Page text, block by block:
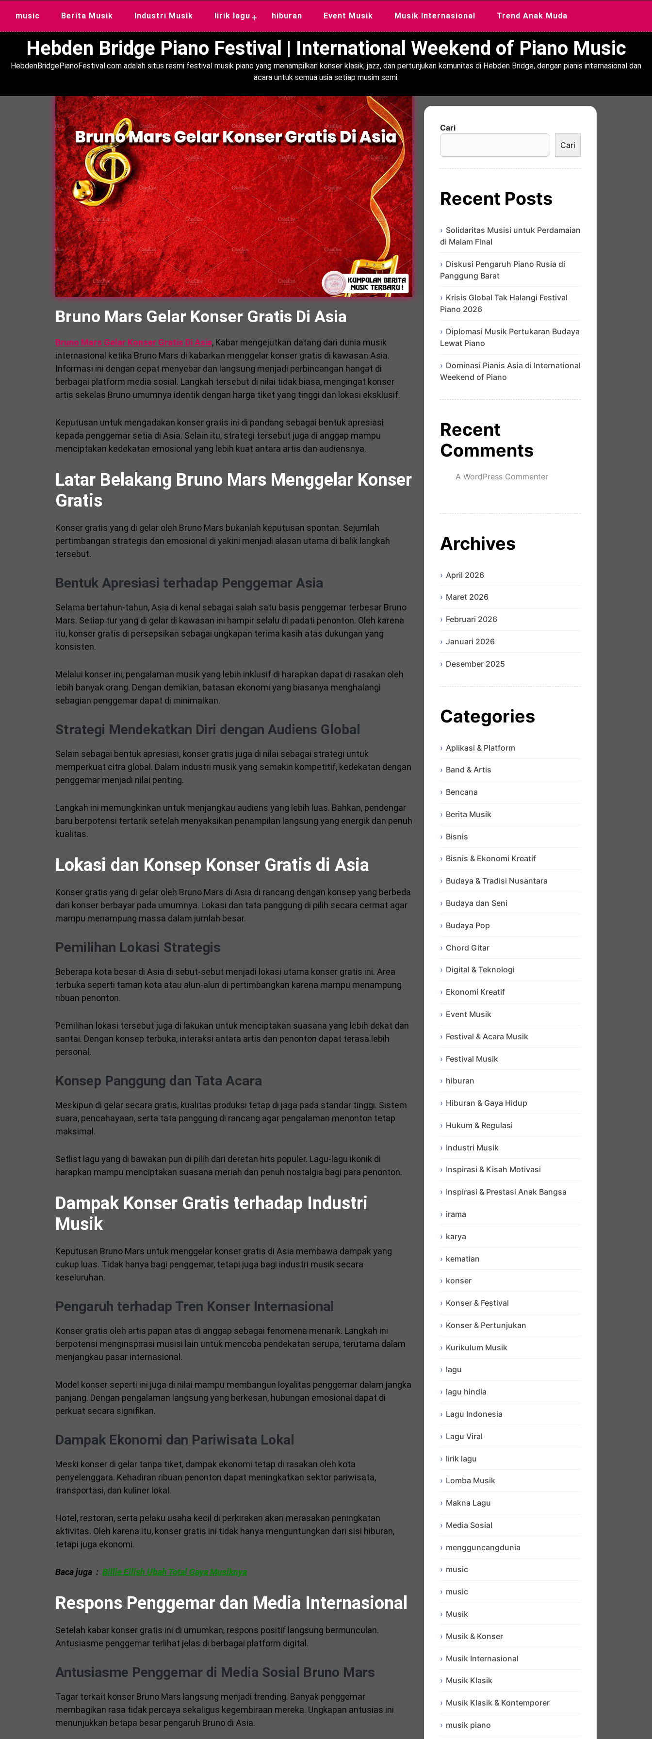
music Berita Musik Industri Musik lirik lagu + hiburan Event Musik Musik Internasional Trend Anak Muda
Hebden Bridge Piano Festival | International Weekend of Piano Music
HebdenBridgePianoFestival.com adalah situs resmi festival musik piano yang menampilkan konser klasik, jazz, dan pertunjukan komunitas di Hebden Bridge, dengan pianis internasional dan
acara untuk semua usia setiap musim semi.
Bruno Mars Gelar Konser Gratis Di Asia
Bruno Mars Gelar Konser Gratis Di Asia, Kabar mengejutkan datang dari dunia musik
internasional ketika Bruno Mars di kabarkan menggelar konser gratis di kawasan Asia.
Informasi ini dengan cepat menyebar dan langsung menjadi perbincangan hangat di
berbagai platform media sosial. Langkah tersebut di nilai tidak biasa, mengingat konser
artis sekelas Bruno umumnya identik dengan harga tiket yang tinggi dan lokasi eksklusif.
Keputusan untuk mengadakan konser gratis ini di pandang sebagai bentuk apresiasi
kepada penggemar setia di Asia. Selain itu, strategi tersebut juga di anggap mampu
menciptakan kedekatan emosional yang lebih kuat antara artis dan audiensnya.
Latar Belakang Bruno Mars Menggelar Konser
Gratis
Konser gratis yang di gelar oleh Bruno Mars bukanlah keputusan spontan. Sejumlah
pertimbangan strategis dan emosional di yakini menjadi alasan utama di balik langkah
tersebut.
Bentuk Apresiasi terhadap Penggemar Asia
Selama bertahun-tahun, Asia di kenal sebagai salah satu basis penggemar terbesar Bruno
Mars. Setiap tur yang di gelar di kawasan ini hampir selalu di padati penonton. Oleh karena
itu, konser gratis di persepsikan sebagai ungkapan terima kasih atas dukungan yang
konsisten.
Melalui konser ini, pengalaman musik yang lebih inklusif di harapkan dapat di rasakan oleh
lebih banyak orang. Dengan demikian, batasan ekonomi yang biasanya menghalangi
sebagian penggemar dapat di minimalkan.
Strategi Mendekatkan Diri dengan Audiens Global
Selain sebagai bentuk apresiasi, konser gratis juga di nilai sebagai strategi untuk
memperkuat citra global. Dalam industri musik yang semakin kompetitif, kedekatan dengan
penggemar menjadi nilai penting.
Langkah ini memungkinkan untuk menjangkau audiens yang lebih luas. Bahkan, pendengar
baru berpotensi tertarik setelah menyaksikan penampilan langsung yang energik dan penuh
kualitas.
Lokasi dan Konsep Konser Gratis di Asia
Konser gratis yang di gelar oleh Bruno Mars di Asia di rancang dengan konsep yang berbeda
dari konser berbayar pada umumnya. Lokasi dan tata panggung di pilih secara cermat agar
mampu menampung massa dalam jumlah besar.
Pemilihan Lokasi Strategis
Beberapa kota besar di Asia di sebut-sebut menjadi lokasi utama konser gratis ini. Area
terbuka seperti taman kota atau alun-alun di pertimbangkan karena mampu menampung
ribuan penonton.
Pemilihan lokasi tersebut juga di lakukan untuk menciptakan suasana yang lebih dekat dan
santai. Dengan konsep terbuka, interaksi antara artis dan penonton dapat terasa lebih
personal.
Konsep Panggung dan Tata Acara
Meskipun di gelar secara gratis, kualitas produksi tetap di jaga pada standar tinggi. Sistem
suara, pencahayaan, serta tata panggung di rancang agar pengalaman menonton tetap
maksimal.
Setlist lagu yang di bawakan pun di pilih dari deretan hits populer. Lagu-lagu ikonik di
harapkan mampu menciptakan suasana meriah dan penuh nostalgia bagi para penonton.
Dampak Konser Gratis terhadap Industri
Musik
Keputusan Bruno Mars untuk menggelar konser gratis di Asia membawa dampak yang
cukup luas. Tidak hanya bagi penggemar, tetapi juga bagi industri musik secara
keseluruhan.
Pengaruh terhadap Tren Konser Internasional
Konser gratis oleh artis papan atas di anggap sebagai fenomena menarik. Langkah ini
berpotensi menginspirasi musisi lain untuk mencoba pendekatan serupa, terutama dalam
menjangkau pasar internasional.
Model konser seperti ini juga di nilai mampu membangun loyalitas penggemar dalam jangka
panjang. Dengan pengalaman langsung yang berkesan, hubungan emosional dapat di
perkuat secara signifikan.
Dampak Ekonomi dan Pariwisata Lokal
Meski konser di gelar tanpa tiket, dampak ekonomi tetap di rasakan oleh kota
penyelenggara. Kehadiran ribuan penonton dapat meningkatkan sektor pariwisata,
transportasi, dan kuliner lokal.
Hotel, restoran, serta pelaku usaha kecil di perkirakan akan merasakan peningkatan
aktivitas. Oleh karena itu, konser gratis ini tidak hanya menguntungkan dari sisi hiburan,
tetapi juga ekonomi.
Baca juga : Billie Eilish Ubah Total Gaya Musiknya
Respons Penggemar dan Media Internasional
Setelah kabar konser gratis ini di umumkan, respons positif langsung bermunculan.
Antusiasme penggemar terlihat jelas di berbagai platform digital.
Antusiasme Penggemar di Media Sosial Bruno Mars
Tagar terkait konser Bruno Mars langsung menjadi trending. Banyak penggemar
membagikan rasa tidak percaya sekaligus kegembiraan mereka. Ungkapan antusias ini
menunjukkan betapa besar pengaruh Bruno di Asia.
Cari
Cari
Recent Posts
Solidaritas Musisi untuk Perdamaian
di Malam Final
Diskusi Pengaruh Piano Rusia di
Panggung Barat
Krisis Global Tak Halangi Festival
Piano 2026
Diplomasi Musik Pertukaran Budaya
Lewat Piano
Dominasi Pianis Asia di International
Weekend of Piano
Recent
Comments
A WordPress Commenter
Archives
April 2026
Maret 2026
Februari 2026
Januari 2026
Desember 2025
Categories
Aplikasi & Platform
Band & Artis
Bencana
Berita Musik
Bisnis
Bisnis & Ekonomi Kreatif
Budaya & Tradisi Nusantara
Budaya dan Seni
Budaya Pop
Chord Gitar
Digital & Teknologi
Ekonomi Kreatif
Event Musik
Festival & Acara Musik
Festival Musik
hiburan
Hiburan & Gaya Hidup
Hukum & Regulasi
Industri Musik
Inspirasi & Kisah Motivasi
Inspirasi & Prestasi Anak Bangsa
irama
karya
kematian
konser
Konser & Festival
Konser & Pertunjukan
Kurikulum Musik
lagu
lagu hindia
Lagu Indonesia
Lagu Viral
lirik lagu
Lomba Musik
Makna Lagu
Media Sosial
mengguncangdunia
music
music
Musik
Musik & Konser
Musik Internasional
Musik Klasik
Musik Klasik & Kontemporer
musik piano